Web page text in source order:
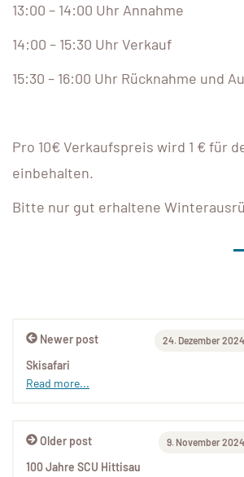
13:00 – 14:00 Uhr Annahme
14:00 – 15:30 Uhr Verkauf
15:30 – 16:00 Uhr Rücknahme und
Pro 10€ Verkaufspreis wird 1 € für
einbehalten.
Bitte nur gut erhaltene
Older post 9. November 2024
100 Jahre SCU Hittisau
Newer post 24. Dezember 2024
Skisafari
Read more...